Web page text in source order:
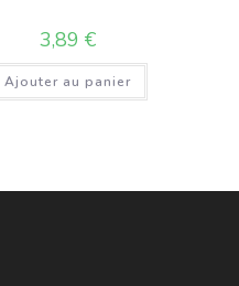
3,89 €
Ajouter au panier